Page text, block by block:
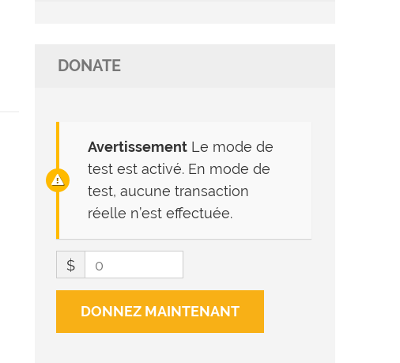
DONATE
Avertissement Le mode de
test est activé. En mode de
test, aucune transaction
réelle n’est effectuée.
$ 0
DONNEZ MAINTENANT